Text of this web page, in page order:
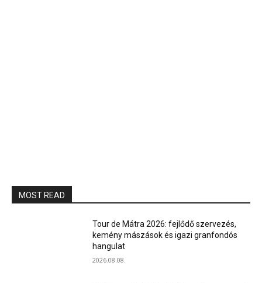
MOST READ
Tour de Mátra 2026: fejlődő szervezés,
kemény mászások és igazi granfondós
hangulat
2026.08.08.